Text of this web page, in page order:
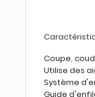
Coupe,
Utilise des
Système
Guide